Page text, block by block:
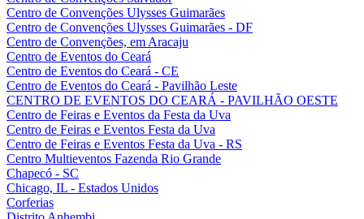
Centro de Convenções Ulysses Guimarães
Centro de Convenções Ulysses Guimarães - DF
Centro de Convenções, em Aracaju
Centro de Eventos do Ceará
Centro de Eventos do Ceará - CE
Centro de Eventos do Ceará - Pavilhão Leste
CENTRO DE EVENTOS DO CEARÁ - PAVILHÃO OESTE
Centro de Feiras e Eventos da Festa da Uva
Centro de Feiras e Eventos Festa da Uva
Centro de Feiras e Eventos Festa da Uva - RS
Centro Multieventos Fazenda Rio Grande
Chapecó - SC
Chicago, IL - Estados Unidos
Corferias